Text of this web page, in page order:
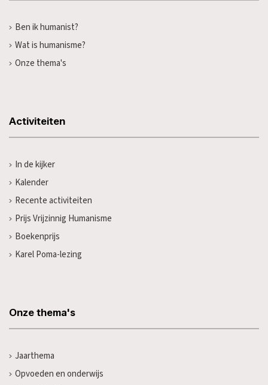
Ben ik humanist?
Wat is humanisme?
Onze thema's
Activiteiten
In de kijker
Kalender
Recente activiteiten
Prijs Vrijzinnig Humanisme
Boekenprijs
Karel Poma-lezing
Onze thema's
Jaarthema
Opvoeden en onderwijs